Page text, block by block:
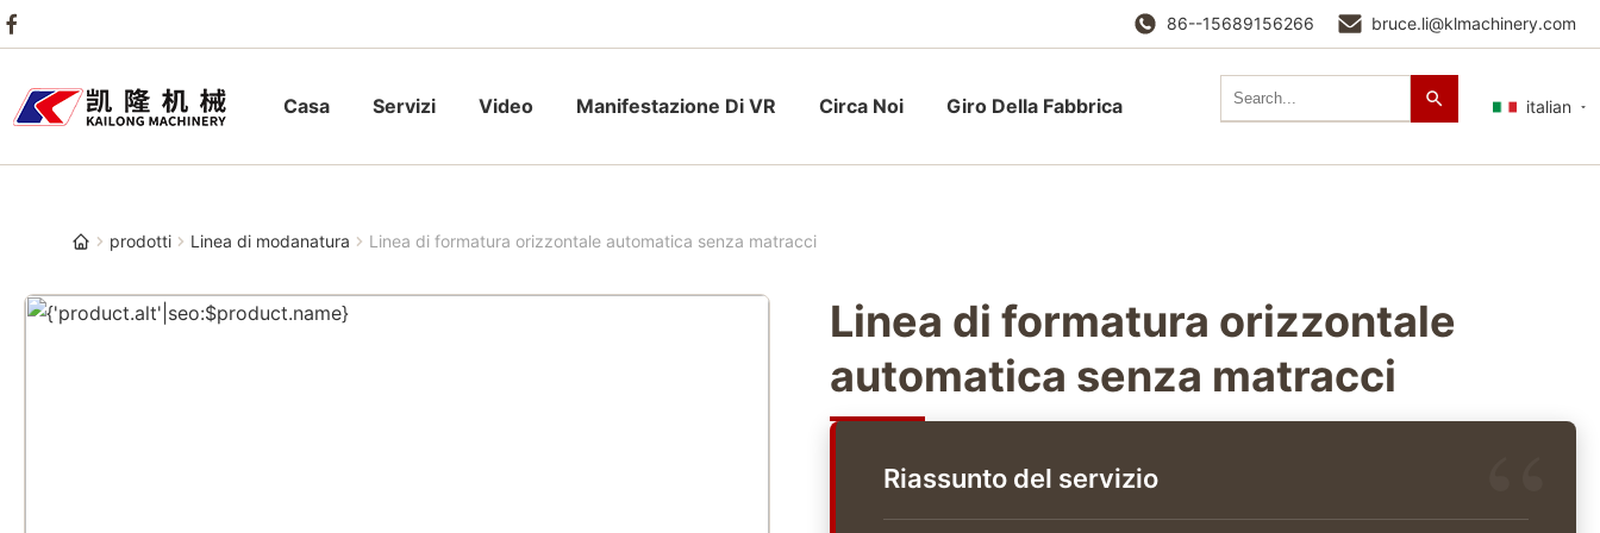
86--15689156266 bruce.li@klmachinery.com
Casa Servizi Video Manifestazione Di VR Circa Noi Giro Della Fabbrica italian
prodotti Linea di modanatura Linea di formatura orizzontale automatica senza matracci
Linea di formatura orizzontale
automatica senza matracci
Riassunto del servizio